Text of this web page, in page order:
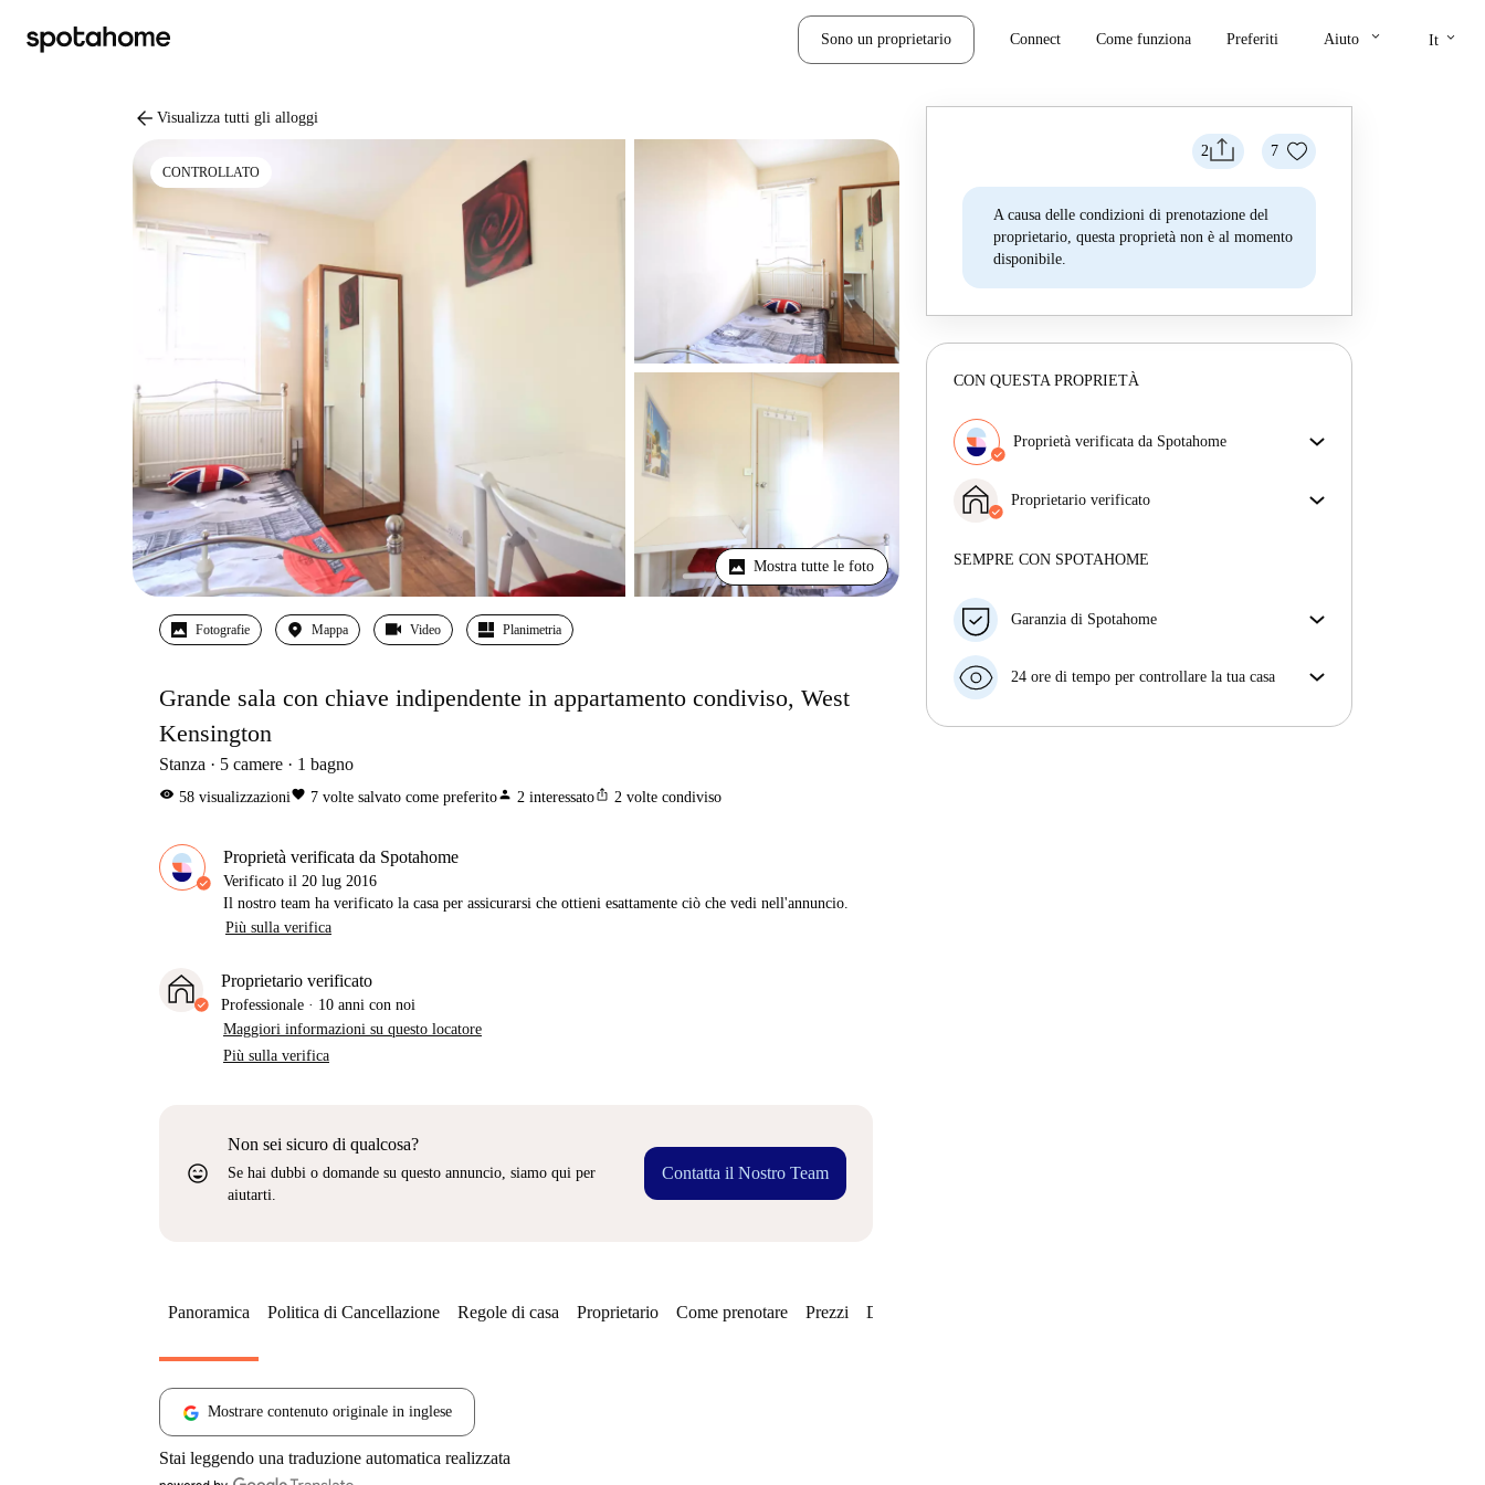
Sono un proprietario Connect Come funziona Preferiti Aiuto keyboard_arrow_down It keyboard_arrow_down
arrow_back Visualizza tutti gli alloggi
CONTROLLATO
Mostra tutte le foto
Fotografie Mappa Video Planimetria
Grande sala con chiave indipendente in appartamento condiviso, West
Kensington
Stanza 5 camere 1 bagno
visibility 58 visualizzazionifavorite 7 volte salvato come preferitoperson 2 interessatoios_share 2 volte condiviso
Proprietà verificata da Spotahome
Verificato il 20 lug 2016
Il nostro team ha verificato la casa per assicurarsi che ottieni esattamente ciò che vedi nell'annuncio.
Più sulla verifica
Proprietario verificato
Professionale · 10 anni con noi
Maggiori informazioni su questo locatore
Più sulla verifica
sentiment_very_satisfied
Non sei sicuro di qualcosa?
Se hai dubbi o domande su questo annuncio, siamo qui per
aiutarti.
Contatta il Nostro Team
2 7
A causa delle condizioni di prenotazione del
proprietario, questa proprietà non è al momento
disponibile.
CON QUESTA PROPRIETÀ
Proprietà verificata da Spotahome
ottieni esattamente ciò che vedi nell'annuncio.
Più sulla verifica
Proprietario verificato
Maggiori informazioni su questo locatore
SEMPRE CON SPOTAHOME
Garanzia di Spotahome
con breve preavviso, noi A) ti pagheremo un hotel e
B) ti rimborseremo totalmente
24 ore di tempo per controllare la tua casa
Panoramica Politica di Cancellazione Regole di casa Proprietario Come prenotare Prezzi Disponibilità
Mostrare contenuto originale in inglese
Stai leggendo una traduzione automatica realizzata